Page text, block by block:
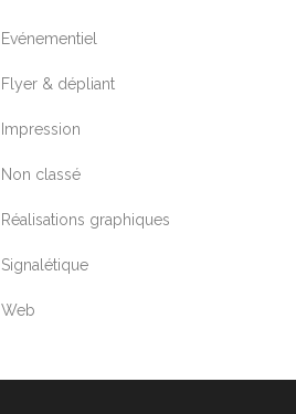
Evénementiel
Flyer & dépliant
Impression
Non classé
Réalisations graphiques
Signalétique
Web